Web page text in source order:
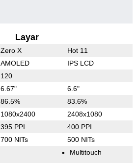
Layar
Zero X Hot 11
AMOLED IPS LCD
120
6.67" 6.6"
86.5% 83.6%
1080x2400 2408x1080
395 PPI 400 PPI
700 NITs 500 NITs
Multitouch